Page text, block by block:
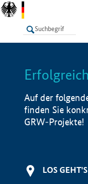
LISTE
Auf der
finden Sie
GRW-Projekte!
LOS GEHT'S